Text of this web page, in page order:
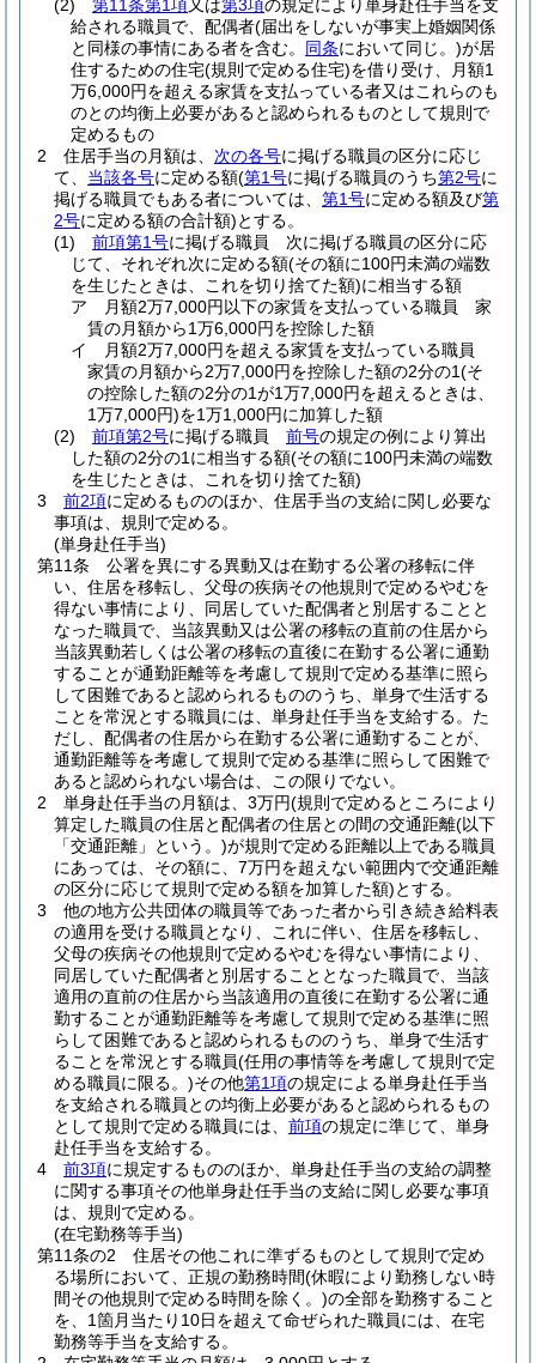
(2)
第11条第1項又は第3項の規定により単身赴任手当を支
給される職員で、配偶者(届出をしないが事実上婚姻関係
と同様の事情にある者を含む。 同条において同じ。)が居
住するための住宅(規則で定める住宅)を借り受け、月額1
万6,000円を超える家賃を支払っている者又はこれらのも
のとの均衡上必要があると認められるものとして規則で
定めるもの
2
住居手当の月額は、 次の各号に掲げる職員の区分に応じ
て、 当該各号に定める額(第1号に掲げる職員のうち第2号に
掲げる職員でもある者については、 第1号に定める額及び第
2号に定める額の合計額)とする。
(1)
前項第1号に掲げる職員 次に掲げる職員の区分に応
じて、それぞれ次に定める額(その額に100円未満の端数
を生じたときは、これを切り捨てた額)に相当する額
ア
月額2万7,000円以下の家賃を支払っている職員 家
賃の月額から1万6,000円を控除した額
イ
月額2万7,000円を超える家賃を支払っている職員
家賃の月額から2万7,000円を控除した額の2分の1(そ
の控除した額の2分の1が1万7,000円を超えるときは、
1万7,000円)を1万1,000円に加算した額
(2)
前項第2号に掲げる職員 前号の規定の例により算出
した額の2分の1に相当する額(その額に100円未満の端数
を生じたときは、これを切り捨てた額)
3
前2項に定めるもののほか、住居手当の支給に関し必要な
事項は、規則で定める。
(単身赴任手当)
第11条
公署を異にする異動又は在勤する公署の移転に伴
い、住居を移転し、父母の疾病その他規則で定めるやむを
得ない事情により、同居していた配偶者と別居することと
なった職員で、当該異動又は公署の移転の直前の住居から
当該異動若しくは公署の移転の直後に在勤する公署に通勤
することが通勤距離等を考慮して規則で定める基準に照ら
して困難であると認められるもののうち、単身で生活する
ことを常況とする職員には、単身赴任手当を支給する。 た
だし、配偶者の住居から在勤する公署に通勤することが、
通勤距離等を考慮して規則で定める基準に照らして困難で
あると認められない場合は、この限りでない。
2
単身赴任手当の月額は、3万円(規則で定めるところにより
算定した職員の住居と配偶者の住居との間の交通距離(以下
「交通距離」という。)が規則で定める距離以上である職員
にあっては、その額に、7万円を超えない範囲内で交通距離
の区分に応じて規則で定める額を加算した額)とする。
3
他の地方公共団体の職員等であった者から引き続き給料表
の適用を受ける職員となり、これに伴い、住居を移転し、
父母の疾病その他規則で定めるやむを得ない事情により、
同居していた配偶者と別居することとなった職員で、当該
適用の直前の住居から当該適用の直後に在勤する公署に通
勤することが通勤距離等を考慮して規則で定める基準に照
らして困難であると認められるもののうち、単身で生活す
ることを常況とする職員(任用の事情等を考慮して規則で定
める職員に限る。)その他第1項の規定による単身赴任手当
を支給される職員との均衡上必要があると認められるもの
として規則で定める職員には、 前項の規定に準じて、単身
赴任手当を支給する。
4
前3項に規定するもののほか、単身赴任手当の支給の調整
に関する事項その他単身赴任手当の支給に関し必要な事項
は、規則で定める。
(在宅勤務等手当)
第11条の2
住居その他これに準ずるものとして規則で定め
る場所において、正規の勤務時間(休暇により勤務しない時
間その他規則で定める時間を除く。)の全部を勤務すること
を、1箇月当たり10日を超えて命ぜられた職員には、在宅
勤務等手当を支給する。